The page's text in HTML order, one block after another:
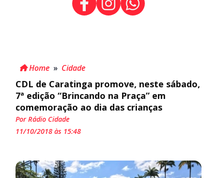
Home » Cidade
CDL de Caratinga promove, neste sábado,
7ª edição “Brincando na Praça” em
comemoração ao dia das crianças
Por Rádio Cidade
11/10/2018 às 15:48